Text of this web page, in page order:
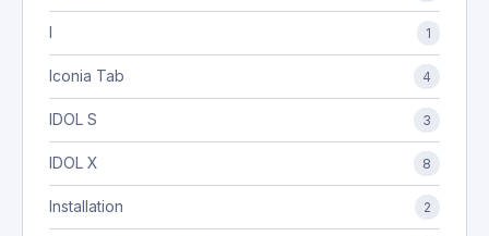
I 1
Iconia Tab 4
IDOL S 3
IDOL X 8
Installation 2